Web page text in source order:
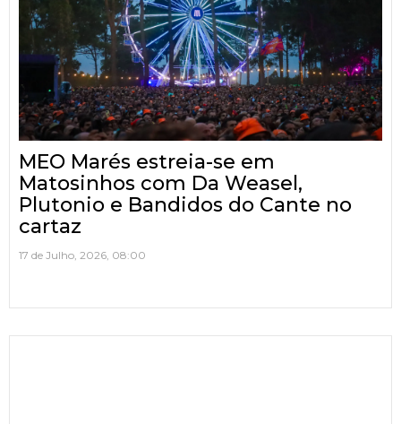
MEO Marés estreia-se em
Matosinhos com Da Weasel,
Plutonio e Bandidos do Cante no
cartaz
17 de Julho, 2026, 08:00